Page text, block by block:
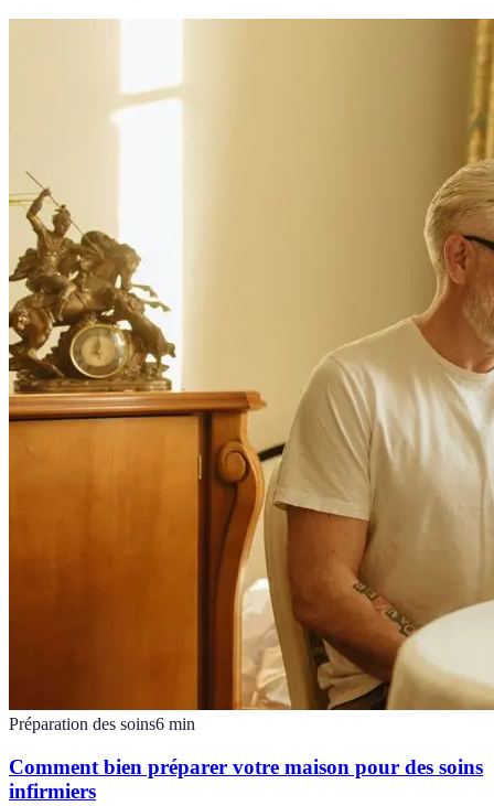
Préparation des soins6 min
Comment bien préparer votre maison pour des soins
infirmiers